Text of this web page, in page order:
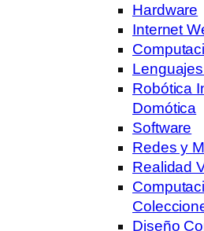
Hardware
Internet
Robótica
Domótica
Software
Redes y
Realidad
Diseño